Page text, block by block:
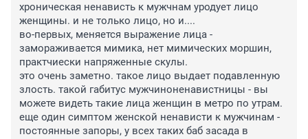
хроническая ненависть к мужчнам уродует лицо
женщины. и не только лицо, но и....
во-первых, меняется выражение лица -
замораживается мимика, нет мимических моршин,
практчиески напряженные скулы.
это очень заметно. такое лицо выдает подавленную
злость. такой габитус мужчиноненавистницы - вы
можете видеть такие лица женщин в метро по утрам.
еще один симптом женской ненависти к мужчинам -
постоянные запоры, у всех таких баб засада в